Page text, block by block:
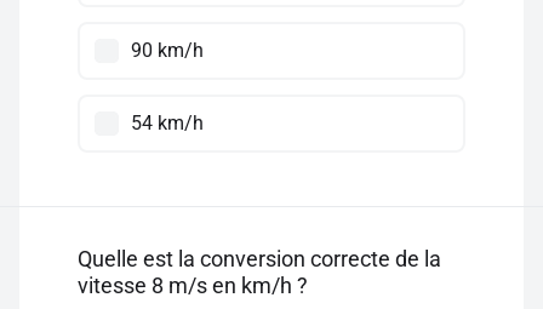
90 km/h
54 km/h
Quelle est la conversion correcte de la
vitesse 8 m/s en km/h ?